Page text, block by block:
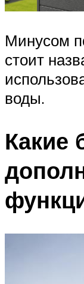
Минусом
стоит
воды.
Какие